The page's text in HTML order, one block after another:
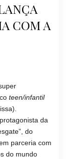
COM A
teen/infantil
da
do
parceria com
do mundo